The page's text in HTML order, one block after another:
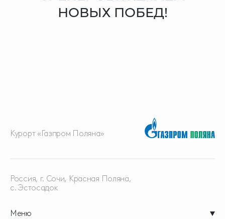
НОВЫХ ПОБЕД!
Курорт «Газпром Поляна»
Меню
Россия, г. Сочи, Красная Поляна,
с. Эстосадок